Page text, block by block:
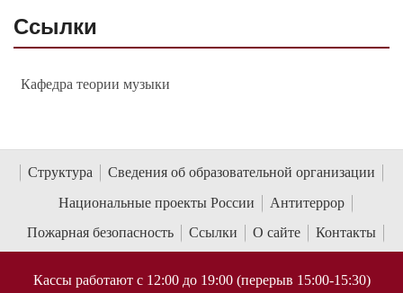
Ссылки
Кафедра теории музыки
Структура
Сведения об образовательной организации
Национальные проекты России
Антитеррор
Пожарная безопасность
Ссылки О сайте Контакты
Кассы работают с 12:00 до 19:00 (перерыв 15:00-15:30)